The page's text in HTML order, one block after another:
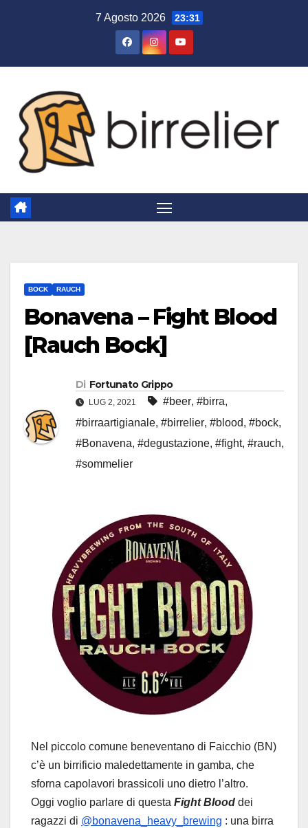
7 Agosto 2026 23:31
BOCK RAUCH
Bonavena – Fight Blood
[Rauch Bock]
Di Fortunato Grippo
LUG 2, 2021 #beer, #birra,
#birraartigianale, #birrelier, #blood, #bock,
#Bonavena, #degustazione, #fight, #rauch,
#sommelier
Nel piccolo comune beneventano di Faicchio (BN)
c’è un birrificio maledettamente in gamba, che
sforna capolavori brassicoli uno dietro l’altro.
Oggi voglio parlare di questa Fight Blood dei
ragazzi di @bonavena_heavy_brewing : una birra